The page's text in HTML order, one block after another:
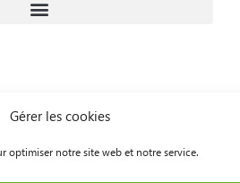
Gérer les cookies
optimiser notre site web et notre service.